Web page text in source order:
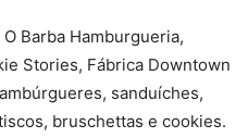
Barba Hamburgueria,
Stories, Fábrica Downtown
sanduíches,
bruschettas e cookies.